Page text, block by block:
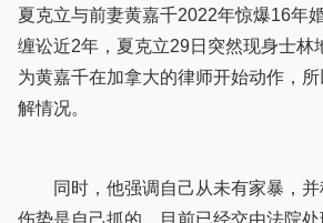
夏克立与前妻黄嘉千2022年惊爆16年
缠讼近2年，夏克立29日突然现身士林
为黄嘉千在加拿大的律师开始动作，
解情况。
同时，他强调自己从未有家暴，并